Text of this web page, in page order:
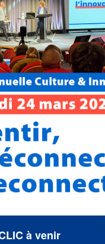
à venir